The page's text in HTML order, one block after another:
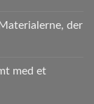
der
med et